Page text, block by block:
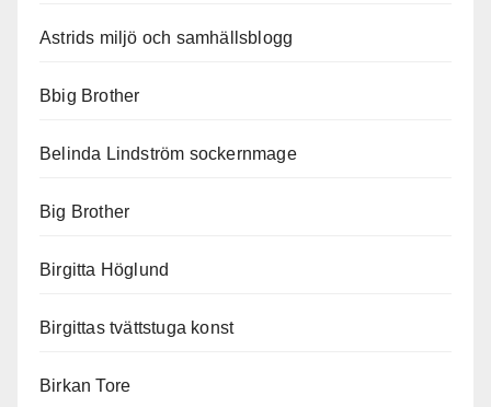
Astrids miljö och samhällsblogg
Bbig Brother
Belinda Lindström sockernmage
Big Brother
Birgitta Höglund
Birgittas tvättstuga konst
Birkan Tore